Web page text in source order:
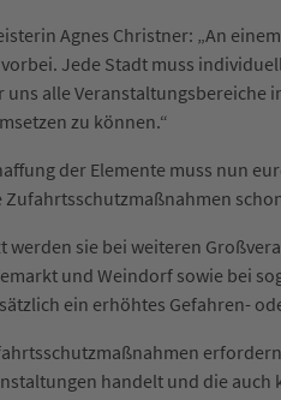
Agnes Christner: „An
Jede Stadt muss
uns alle Veranstaltungsbereiche
zu können.“
der Elemente muss nun
Zufahrtsschutzmaßnahmen
werden sie bei weiteren
und Weindorf sowie bei
ein erhöhtes Gefahren-
handelt und die